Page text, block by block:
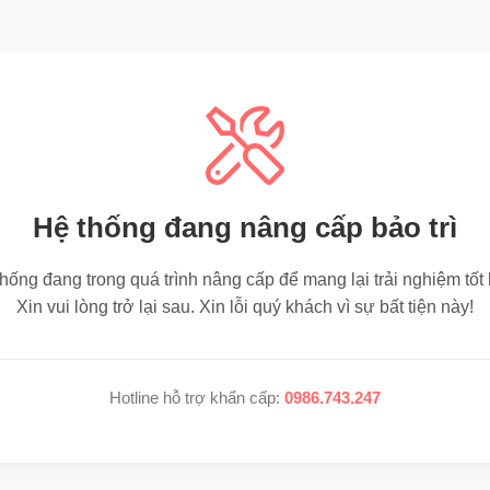
Hệ thống đang nâng cấp bảo trì
đang trong quá trình nâng cấp để mang lại trải nghiệm tốt
Xin vui lòng trở lại sau. Xin lỗi quý khách vì sự bất tiện này!
Hotline hỗ trợ khẩn cấp: 0986.743.247